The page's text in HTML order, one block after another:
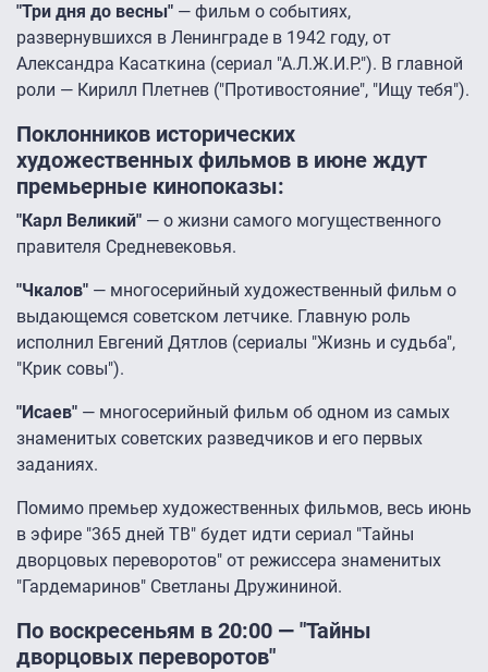
"Три дня до весны" — фильм о событиях,
развернувшихся в Ленинграде в 1942 году, от
Александра Касаткина (сериал "А.Л.Ж.И.Р."). В главной
роли — Кирилл Плетнев ("Противостояние", "Ищу тебя").
Поклонников исторических
художественных фильмов в июне ждут
премьерные кинопоказы:
"Карл Великий" — о жизни самого могущественного
правителя Средневековья.
"Чкалов" — многосерийный художественный фильм о
выдающемся советском летчике. Главную роль
исполнил Евгений Дятлов (сериалы "Жизнь и судьба",
"Крик совы").
"Исаев" — многосерийный фильм об одном из самых
знаменитых советских разведчиков и его первых
заданиях.
Помимо премьер художественных фильмов, весь июнь
в эфире "365 дней ТВ" будет идти сериал "Тайны
дворцовых переворотов" от режиссера знаменитых
"Гардемаринов" Светланы Дружининой.
По воскресеньям в 20:00 — "Тайны
дворцовых переворотов"